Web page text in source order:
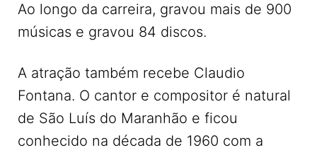
Ao longo da carreira, gravou mais de 900
músicas e gravou 84 discos.
A atração também recebe Claudio
Fontana. O cantor e compositor é natural
de São Luís do Maranhão e ficou
conhecido na década de 1960 com a